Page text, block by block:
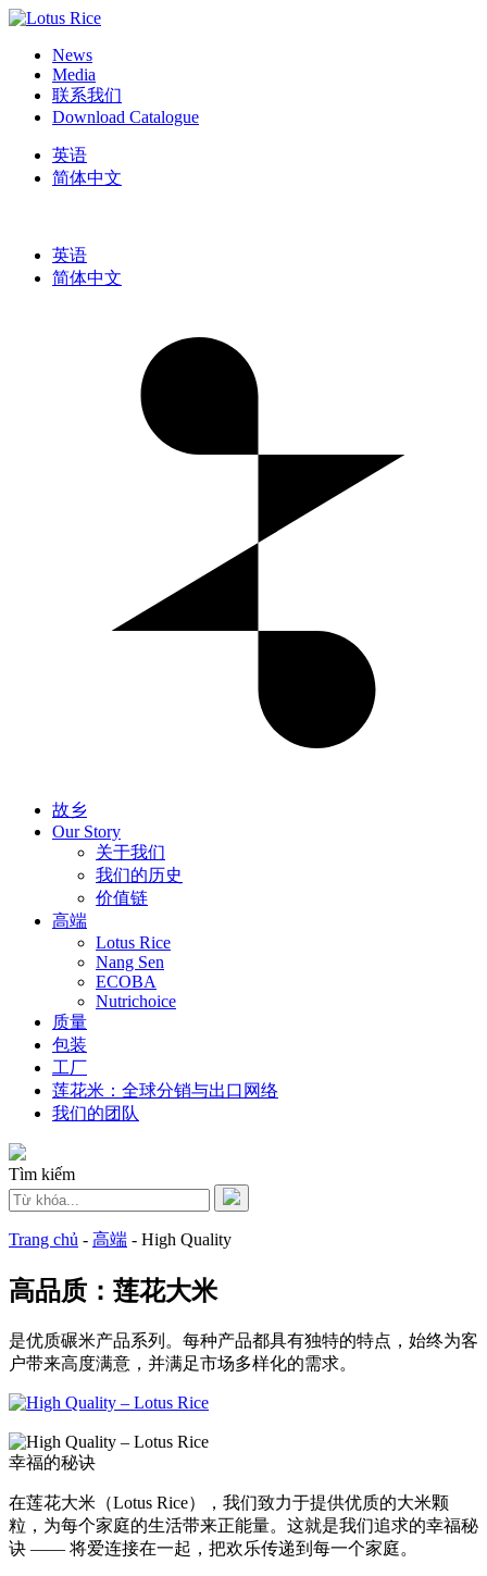
News
Media
联系我们
Download Catalogue
英语
简体中文
英语
简体中文
故乡
Our Story
关于我们
我们的历史
价值链
高端
Lotus Rice
Nang Sen
ECOBA
Nutrichoice
质量
包装
工厂
莲花米：全球分销与出口网络
我们的团队
Tìm kiếm
Trang chủ - 高端 - High Quality
高品质：莲花大米
是优质碾米产品系列。每种产品都具有独特的特点，始终为客
户带来高度满意，并满足市场多样化的需求。
幸福的秘诀
在莲花大米（Lotus Rice），我们致力于提供优质的大米颗
粒，为每个家庭的生活带来正能量。这就是我们追求的幸福秘
诀 —— 将爱连接在一起，把欢乐传递到每一个家庭。